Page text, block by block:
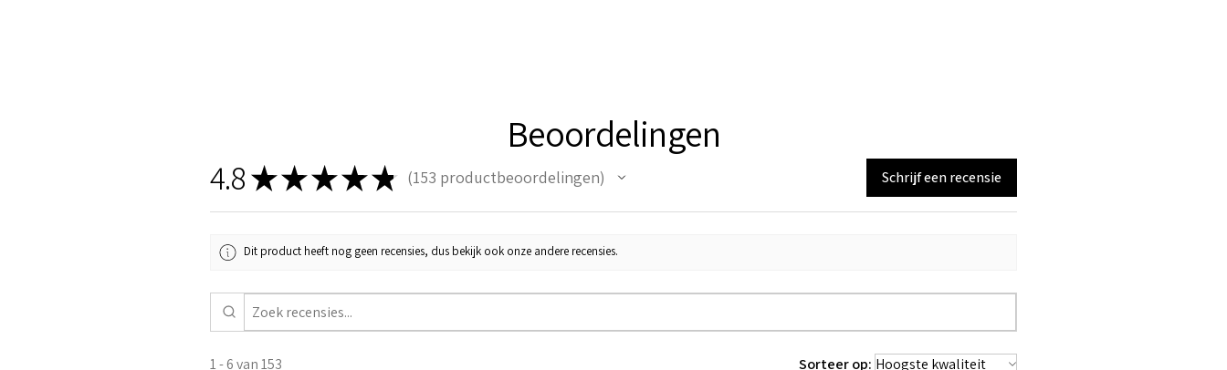
Beoordelingen
4.8★★★★★ 153 productbeoordelingen
153 Schrijf een recensie
Dit product heeft nog geen recensies, dus bekijk ook onze andere recensies.
1 - 6 van 153 Sorteer op: